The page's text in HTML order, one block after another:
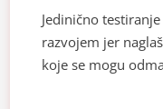
Jedinično
razvojem jer
koje se mogu